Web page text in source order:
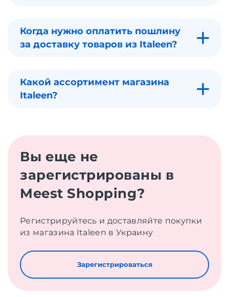
Когда нужно оплатить пошлину
за доставку товаров из Italeen?
Какой ассортимент магазина
Italeen?
Вы еще не
зарегистрированы в
Meest Shopping?
Регистрируйтесь и доставляйте покупки
из магазина Italeen в Украину
Зарегистрироваться